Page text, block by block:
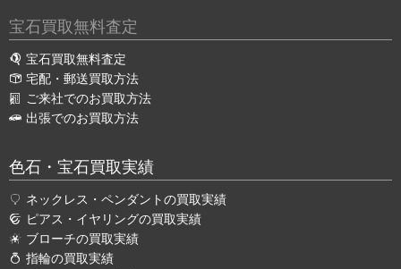
宝石買取無料査定
宝石買取無料査定
宅配・郵送買取方法
ご来社でのお買取方法
出張でのお買取方法
色石・宝石買取実績
ネックレス・ペンダントの買取実績
ピアス・イヤリングの買取実績
ブローチの買取実績
指輪の買取実績